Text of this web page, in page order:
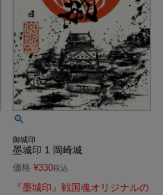
御城印
墨城印 1 岡崎城
価格 ¥330税込
『墨城印』戦国魂オリジナルの